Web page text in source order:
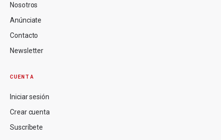
Nosotros
Anúnciate
Contacto
Newsletter
CUENTA
Iniciar sesión
Crear cuenta
Suscríbete